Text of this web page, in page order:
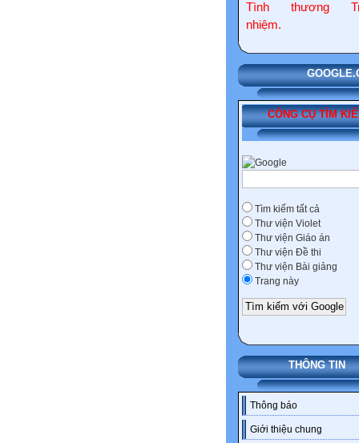
Tình thương
nhiệm.
GOOGLE.COM
CÔNG CỤ TÌM
Tìm kiếm tất cả
Thư viện Violet
Thư viện Giáo án
Thư viện Đề thi
Thư viện Bài giảng
Trang này
THÔNG TIN
Thông báo
Giới thiệu chung